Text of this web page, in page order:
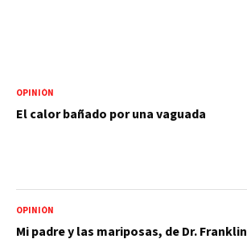
OPINIÓN
El calor bañado por una vaguada
OPINIÓN
Mi padre y las mariposas, de Dr. Franklin